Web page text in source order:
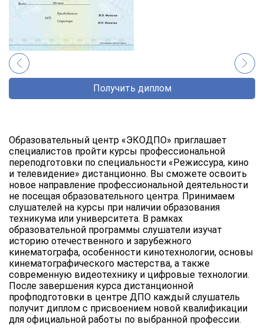
Получить диплом
Образовательный центр «ЭКОДПО» приглашает
специалистов пройти курсы профессиональной
переподготовки по специальности «Режиссура, кино
и телевидение» дистанционно. Вы сможете освоить
новое направление профессиональной деятельности
не посещая образовательного центра. Принимаем
слушателей на курсы при наличии образования
техникума или университета. В рамках
образовательной программы слушатели изучат
историю отечественного и зарубежного
кинематографа, особенности кинотехнологии, основы
кинематографического мастерства, а также
современную видеотехнику и цифровые технологии.
После завершения курса дистанционной
профподготовки в центре ДПО каждый слушатель
получит диплом с присвоением новой квалификации
для официальной работы по выбранной профессии.